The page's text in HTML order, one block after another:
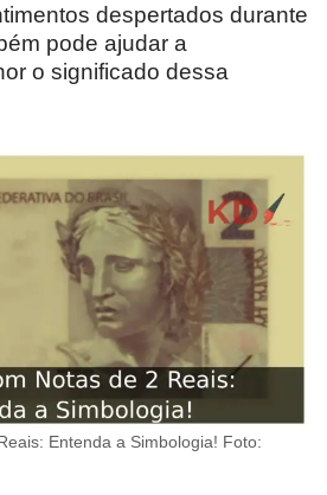
despertados durante
pode ajudar a
o significado dessa
Entenda a Simbologia! Foto: